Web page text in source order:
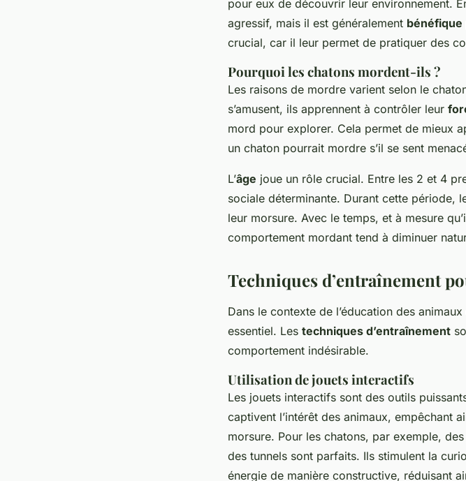
pour eux de découvrir leur environnement.
agressif, mais il est généralement bénéfique
crucial, car il leur permet de pratiquer des
Pourquoi les chatons mordent-ils ?
Les raisons de mordre varient selon le
s’amusent, ils apprennent à contrôler leur
mord pour explorer. Cela permet de mieux
un chaton pourrait mordre s’il se sent
L’âge joue un rôle crucial. Entre les 2 et 4
sociale déterminante. Durant cette période,
leur morsure. Avec le temps, et à mesure
comportement mordant tend à diminuer
Techniques d’entraînement
Dans le contexte de l’éducation des
essentiel. Les techniques d’entraînement
comportement indésirable.
Utilisation de jouets interactifs
Les jouets interactifs sont des outils
captivent l’intérêt des animaux, empêchant
morsure. Pour les chatons, par exemple,
des tunnels sont parfaits. Ils stimulent la
énergie de manière constructive, réduisant